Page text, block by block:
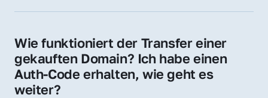
der Domain – ohne zusätzliche Vermittlungs-
Wie funktioniert der Transfer einer
gekauften Domain? Ich habe einen
Auth-Code erhalten, wie geht es
weiter?